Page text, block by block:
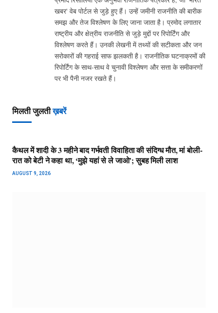
खबर' वेब पोर्टल से जुड़े हुए हैं। उन्हें जमीनी राजनीति की बारीक
समझ और तेज विश्लेषण के लिए जाना जाता है। प्रमोद लगातार
राष्ट्रीय और क्षेत्रीय राजनीति से जुड़े मुद्दों पर रिपोर्टिंग और
विश्लेषण करते हैं। उनकी लेखनी में तथ्यों की सटीकता और जन
सरोकारों की गहराई साफ झलकती है। राजनीतिक घटनाक्रमों की
रिपोर्टिंग के साथ-साथ वे चुनावी विश्लेषण और सत्ता के समीकरणों
पर भी पैनी नजर रखते हैं।
मिलती जुलतीख़बरें
कैथल में शादी के 3 महीने बाद गर्भवती विवाहिता की संदिग्ध मौत, मां बोली-
रात को बेटी ने कहा था, ‘मुझे यहां से ले जाओ’; सुबह मिली लाश
AUGUST 9, 2026